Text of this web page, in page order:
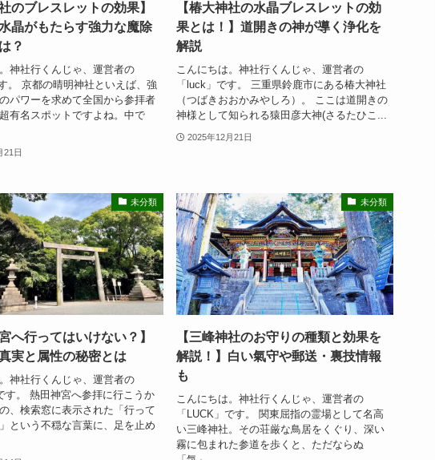
のブレスレットの効果】
晶がもたらす強力な魔除
？
神社行くんじゃ、運営者の
。 京都の晴明神社といえば、強
パワーを求めて全国から参拝者
有名スポットですよね。中で
21日
【椿大神社の水晶ブレスレットの効
果とは！】道開きの神が導く浄化を
解説
こんにちは。神社行くんじゃ、運営者の
「luck」です。 三重県鈴鹿市にある椿大神社
（つばきおおかみやしろ）。 ここは道開きの
神様として知られる猿田彦大神(さるたひこ...
2025年12月21日
未分類
へ行ってはいけない？】
実と属性の秘密とは
神社行くんじゃ、運営者の
す。 熱田神宮へ参拝に行こうか
、検索窓に表示された「行って
という不穏な言葉に、足を止め
未分類
【三峰神社のお守りの種類と効果を
解説！】白い氣守や郵送・裏技情報
も
こんにちは。神社行くんじゃ、運営者の
「LUCK」です。 関東屈指の霊場として名高
い三峰神社。その荘厳な鳥居をくぐり、深い
霧に包まれた参道を歩くと、ただならぬ